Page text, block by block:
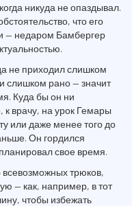
никуда не опаздывал.
что его
— недаром Бамбергер
не приходил слишком
слишком рано — значит
Куда бы он ни
врачу, на урок Гемары
или даже менее того до
Он гордился
свое время.
трюков,
— как, например, в тот
чтобы избежать